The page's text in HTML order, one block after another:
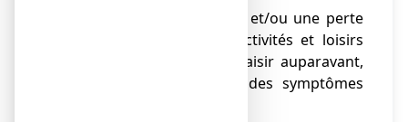
● une grande tristesse et/ou une perte
d'intérêt pour les activités et loisirs
qui vous faisaient plaisir auparavant,
associés à certains des symptômes